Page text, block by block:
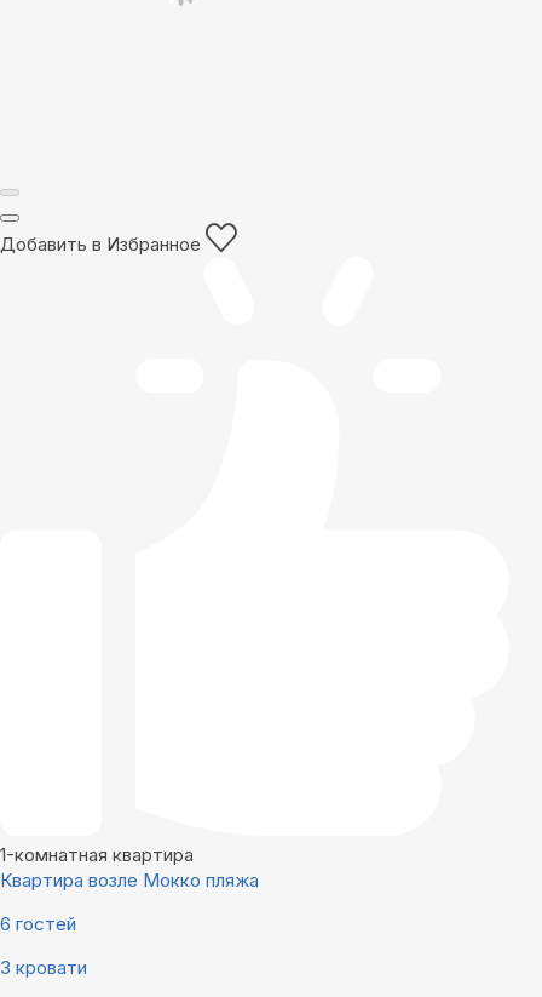
Добавить в Избранное
1-комнатная квартира
Квартира возле Мокко пляжа
6 гостей
3 кровати